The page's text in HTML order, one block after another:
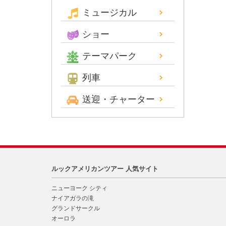
ミュージカル
ショー
テーマパーク
列車
送迎・チャーター
ルックアメリカンツアー 人気サイト
ニューヨーク シティ
ナイアガラの滝
グランドサークル
オーロラ